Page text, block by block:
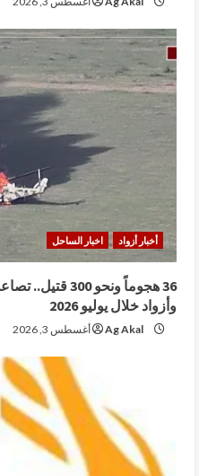
أخبار أزواد اخبار الساحل
36 هجوماً ونحو
وأزواد خلال يوليو 2026
Ag Akal أغسطس 3, 2026